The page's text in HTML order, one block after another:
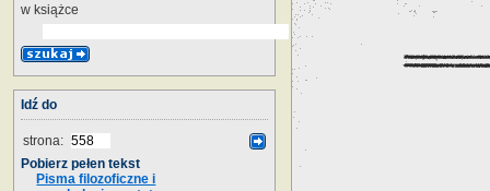
w książce
Idź do
strona:
Pobierz pełen tekst
Pisma filozoficzne i